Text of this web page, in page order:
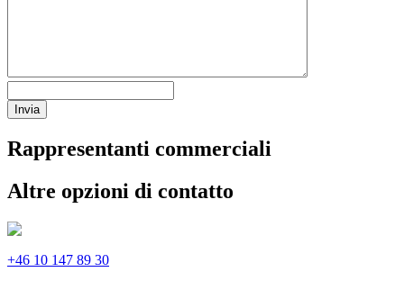
Invia
Rappresentanti commerciali
Altre opzioni di contatto
+46 10 147 89 30